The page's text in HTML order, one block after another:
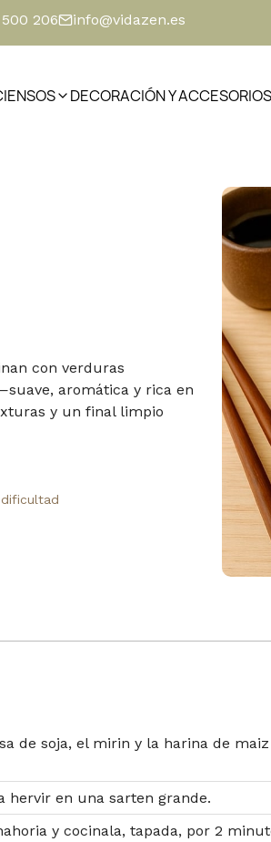
206 info@vidazen.es
DECORACIÓN Y ACCESORIOS
con verduras
aromática y rica en
y un final limpio
de soja, el mirin y la harina de
hervir en una sarten grande.
y cocinala, tapada, por 2